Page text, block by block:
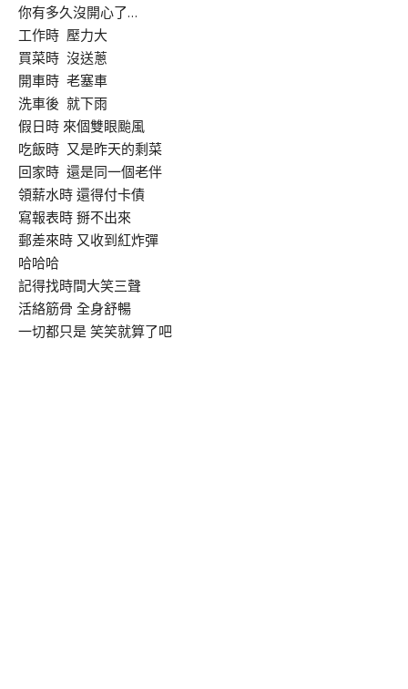
你有多久沒開心了…
工作時 壓力大
買菜時 沒送蔥
開車時 老塞車
洗車後 就下雨
假日時 來個雙眼颱風
吃飯時 又是昨天的剩菜
回家時 還是同一個老伴
領薪水時 還得付卡債
寫報表時 掰不出來
郵差來時 又收到紅炸彈
哈哈哈
記得找時間大笑三聲
活絡筋骨 全身舒暢
一切都只是 笑笑就算了吧